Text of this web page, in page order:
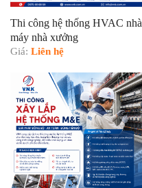
Thi công hệ thống HVAC nhà
máy nhà xưởng
Giá: Liên hệ